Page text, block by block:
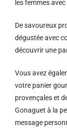
les femmes
De savoureux
dégustée avec
découvrir une
Vous avez
votre panier
provençales et
Gonaguet à la
message